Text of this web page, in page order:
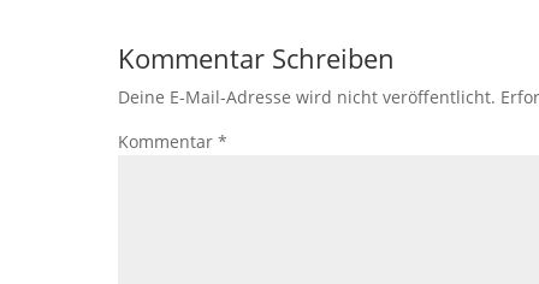
Kommentar Schreiben
Deine E-Mail-Adresse wird nicht veröffentlicht.
Kommentar *